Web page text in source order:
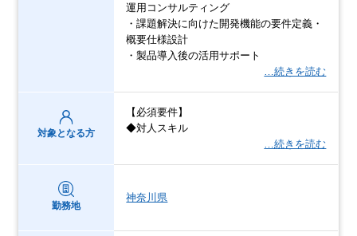
運用コンサルティング
・課題解決に向けた開発機能の要件定義・
概要仕様設計
・製品導入後の活用サポート
…続きを読む
対象となる方
【必須要件】
◆対人スキル
…続きを読む
勤務地
神奈川県